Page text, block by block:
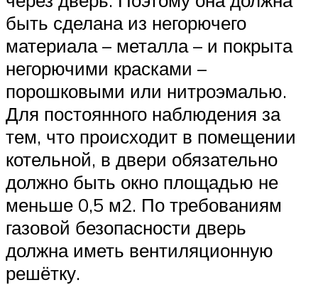
быть сделана из негорючего
материала – металла – и покрыта
негорючими красками –
порошковыми или нитроэмалью.
Для постоянного наблюдения за
тем, что происходит в помещении
котельной, в двери обязательно
должно быть окно площадью не
меньше 0,5 м2. По требованиям
газовой безопасности дверь
должна иметь вентиляционную
решётку.